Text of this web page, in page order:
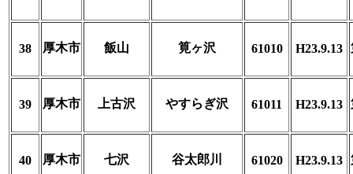
38 厚木市 飯山 筧ヶ沢 61010 H23.9.13
39 厚木市 上古沢 やすらぎ沢 61011 H23.9.13
40 厚木市 七沢 谷太郎川 61020 H23.9.13